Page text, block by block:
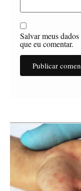
Salvar meus
que eu comentar.